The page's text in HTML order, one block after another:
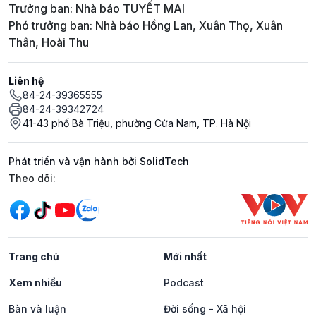
Trưởng ban: Nhà báo TUYẾT MAI
Phó trưởng ban: Nhà báo Hồng Lan, Xuân Thọ, Xuân
Thân, Hoài Thu
Liên hệ
84-24-39365555
84-24-39342724
41-43 phố Bà Triệu, phường Cửa Nam, TP. Hà Nội
Phát triển và vận hành bởi SolidTech
Mạng xã hội
Theo dõi:
Trang chủ Mới nhất
Xem nhiều Podcast
Bàn và luận Đời sống - Xã hội